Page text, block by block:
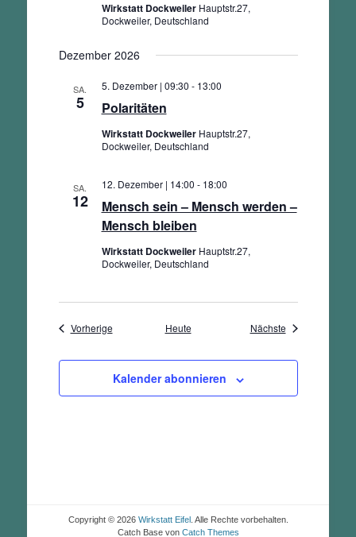
Wirkstatt Dockweiler Hauptstr.27,
Dockweiler, Deutschland
Dezember 2026
SA.
5 Polaritäten
5. Dezember | 09:30 - 13:00
Wirkstatt Dockweiler Hauptstr.27,
Dockweiler, Deutschland
SA.
12
Mensch sein – Mensch werden –
Mensch bleiben
12. Dezember | 14:00 - 18:00
Wirkstatt Dockweiler Hauptstr.27,
Dockweiler, Deutschland
VorherigeVeranstaltungen
Heute NächsteVeranstaltungen
Kalender abonnieren
Copyright © 2026 Wirkstatt Eifel . Alle Rechte vorbehalten.
Catch Base von Catch Themes